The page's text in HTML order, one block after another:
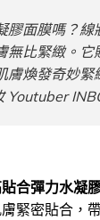
膠面膜嗎？
無比緊緻。
膚煥發奇妙緊
Youtuber
合彈力水凝
緊密貼合，